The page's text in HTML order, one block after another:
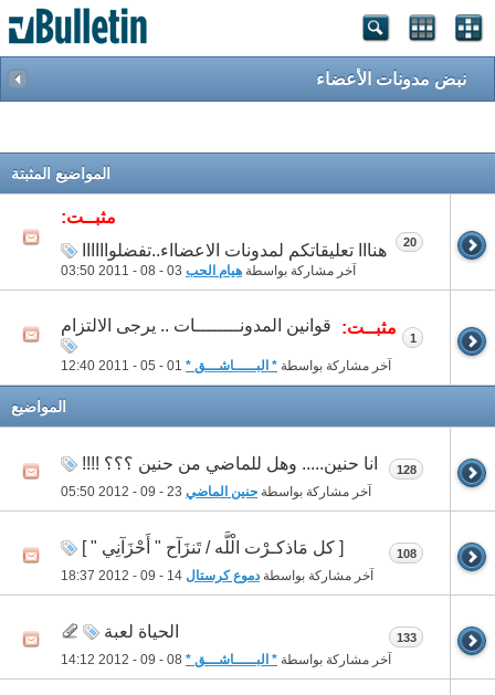
نبض مدونات الأعضاء
المواضيع المثبتة
مثبــت:
هنااا تعليقاتكم لمدونات الاعضااء..تفضلواااااا
آخر مشاركة بواسطة هيام الحب 03:50
20
مثبــت: قوانين المدونــــــــات .. يرجى الالتزام
آخر مشاركة بواسطة * البـــــاشـــق * 12:40
1
المواضيع
انا حنين..... وهل للماضي من حنين ؟؟؟ !!!!
آخر مشاركة بواسطة حنين الماضي 05:50
128
[ كل مَاذكـرْت الْلَّه / تَنزَآح " أَحْزَآنِي " ]
آخر مشاركة بواسطةدموع كرستال 18:37
108
الحياة لعبة
آخر مشاركة بواسطة * البـــــاشـــق * 14:12
133